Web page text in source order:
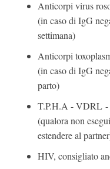
Anticorpi virus
(in caso di IgG
settimana)
Anticorpi
(in caso di IgG
parto)
T.P.H.A - VDRL -
(qualora non
estendere al
HIV, consigliato